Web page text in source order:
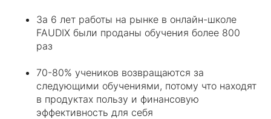
За 6 лет работы на рынке в онлайн-школе
FAUDIX были проданы обучения более 800
раз
70-80% учеников возвращаются за
следующими обучениями, потому что находят
в продуктах пользу и финансовую
эффективность для себя